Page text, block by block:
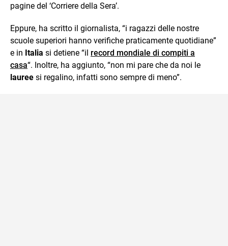
pagine del ‘Corriere della Sera’.
Eppure, ha scritto il giornalista, “i ragazzi delle nostre
scuole superiori hanno verifiche praticamente quotidiane”
e in Italia si detiene “il record mondiale di compiti a
casa“. Inoltre, ha aggiunto, “non mi pare che da noi le
lauree si regalino, infatti sono sempre di meno”.